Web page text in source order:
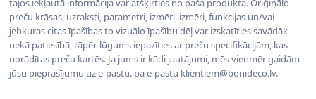
tajos iekļautā informācija var atšķirties no paša produkta. Oriģinālo
preču krāsas, uzraksti, parametri, izmēri, izmēri, funkcijas un/vai
jebkuras citas īpašības to vizuālo īpašību dēļ var izskatīties savādāk
nekā patiesībā, tāpēc lūgums iepazīties ar preču specifikācijām, kas
norādītas preču kartēs. Ja jums ir kādi jautājumi, mēs vienmēr gaidām
jūsu pieprasījumu uz e-pastu. pa e-pastu klientiem@bonideco.lv.